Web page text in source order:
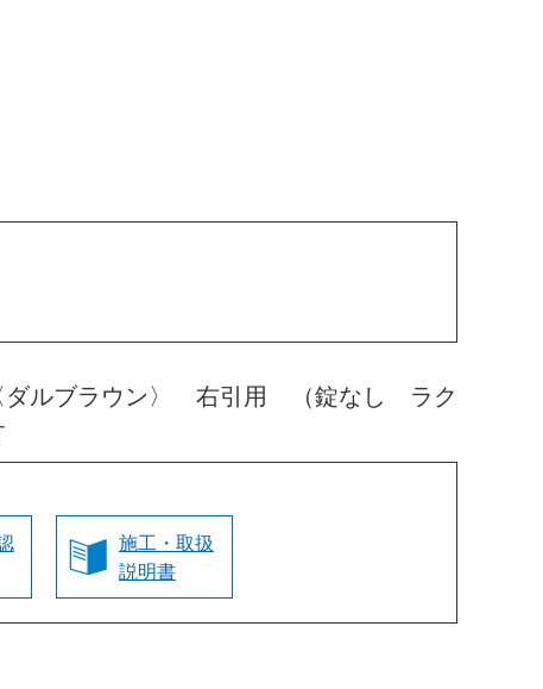
ルブラウン〉 右引用 （錠なし ラク
施工・取扱
説明書